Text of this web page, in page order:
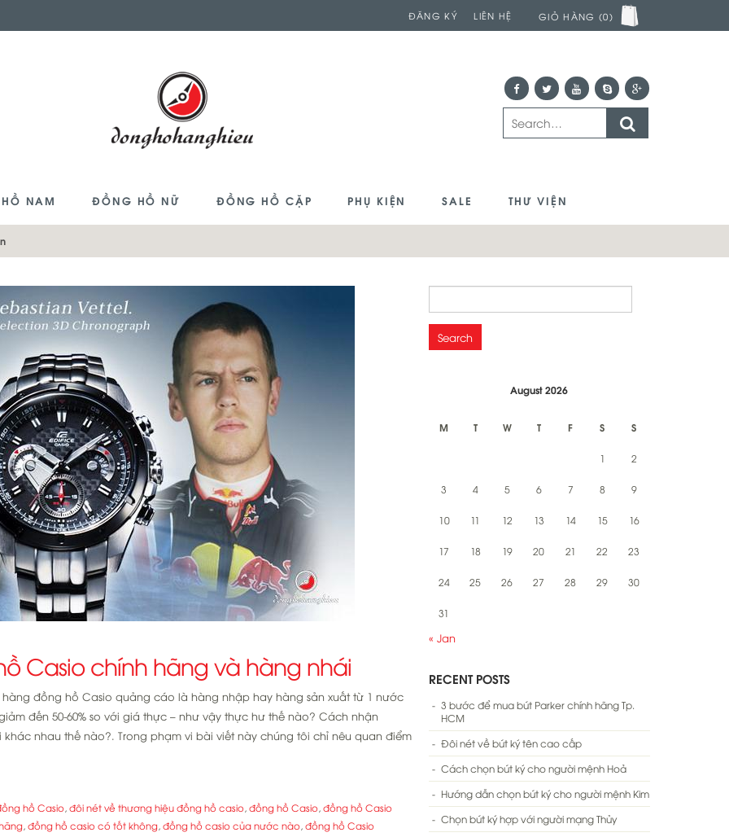
ĐĂNG KÝ LIÊN HỆ GIỎ HÀNG (0)
NAM ĐỒNG HỒ NỮ ĐỒNG HỒ CẶP PHỤ KIỆN SALE THƯ VIỆN
Casio chính hãng và hàng nhái
đồng hồ Casio quảng cáo là hàng nhập hay hàng sản xuất từ 1 nước
đến 50-60% so với giá thực – như vậy thực hư thế nào? Cách nhận
nhau thế nào?. Trong phạm vi bài viết này chúng tôi chỉ nêu quan điểm
hồ Casio , đôi nét về thương hiệu đồng hồ casio , đồng hồ Casio , đồng hồ Casio
, đồng hồ casio có tốt không, đồng hồ casio của nước nào , đồng hồ Casio
for:
August 2026
M T W T F S S
1 2
3 4 5 6 7 8 9
10 11 12 13 14 15 16
17 18 19 20 21 22 23
24 25 26 27 28 29 30
31
« Jan
RECENT POSTS
3 bước để mua bút Parker chính hãng Tp.
HCM
Đôi nét về bút ký tên cao cấp
Cách chọn bút ký cho người mệnh Hoả
Hướng dẫn chọn bút ký cho người mệnh Kim
Chọn bút ký hợp với người mạng Thủy